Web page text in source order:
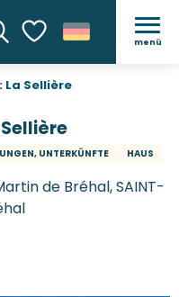
Voir les favoris
menü
La Sellière
UNTERKÜNFTE HAUS
de Bréhal, SAINT-